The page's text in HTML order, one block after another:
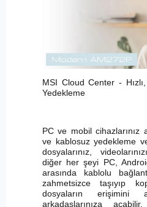
MSI Cloud Center -
Yedekleme
PC ve mobil cihazlarınız
ve kablosuz yedekleme
dosyalarınız,
diğer her şeyi PC,
arasında kablolu
zahmetsizce taşıyıp
dosyaların
arkadaşlarınıza